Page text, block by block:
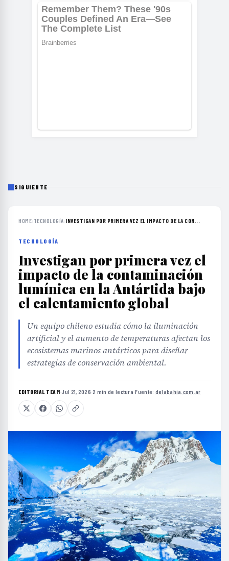
SIGUIENTE
HOME› TECNOLOGÍA›INVESTIGAN POR PRIMERA VEZ EL IMPACTO DE LA CON...
TECNOLOGÍA
Investigan por primera vez el
impacto de la contaminación
lumínica en la Antártida bajo
el calentamiento global
Un equipo chileno estudia cómo la iluminación
artificial y el aumento de temperaturas afectan los
ecosistemas marinos antárticos para diseñar
estrategias de conservación ambiental.
EDITORIAL TEAM·Jul 21, 2026·2 min de lectura·Fuente: delabahia.com.ar